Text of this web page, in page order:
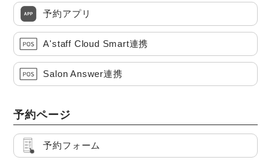
予約アプリ
A'staff Cloud Smart連携
Salon Answer連携
予約ページ
予約フォーム